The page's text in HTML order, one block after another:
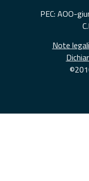
PEC: AOO-
Note legali